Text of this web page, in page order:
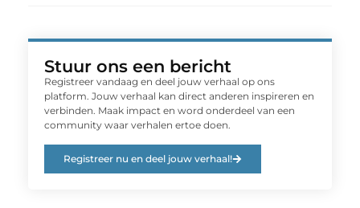
Stuur ons een bericht
Registreer vandaag en deel jouw verhaal op ons
platform. Jouw verhaal kan direct anderen inspireren en
verbinden. Maak impact en word onderdeel van een
community waar verhalen ertoe doen.
Registreer nu en deel jouw verhaal!